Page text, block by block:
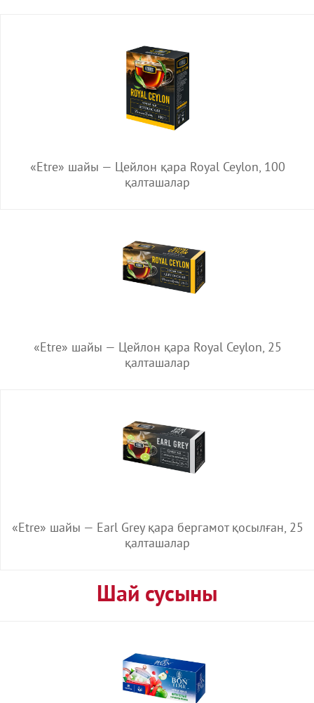
«Etre» шайы — Цейлон қара Royal Ceylon, 100
қалташалар
«Etre» шайы — Цейлон қара Royal Ceylon, 25
қалташалар
«Etre» шайы — Earl Grey қара бергамот қосылған, 25
қалташалар
Шай сусыны